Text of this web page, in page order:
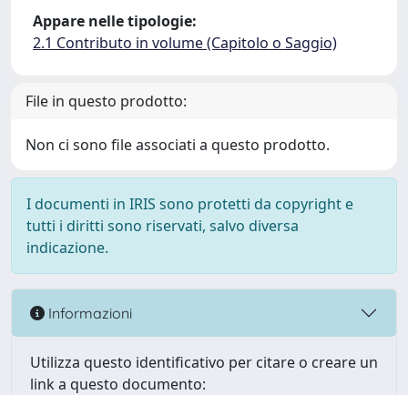
Appare nelle tipologie:
2.1 Contributo in volume (Capitolo o Saggio)
File in questo prodotto:
Non ci sono file associati a questo prodotto.
I documenti in IRIS sono protetti da copyright e
tutti i diritti sono riservati, salvo diversa
indicazione.
Informazioni
Utilizza questo identificativo per citare o creare un
link a questo documento: